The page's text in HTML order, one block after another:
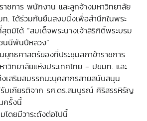
าชการ พนักงาน และลูกจ้างมหาวิทยาลัย
. ได้ร่วมกันยืนสงบนิ่งเพื่อสำนึกในพระ
มิได้ “สมเด็จพระนางเจ้าสิริกิติ์พระบรม
นนีพันปีหลวง”
ทธศาสตร์ของที่ประชุมสภาข้าราชการ
วิทยาลัยแห่งประเทศไทย - ปขมท. และ
เสริมสมรรถนะบุคลากรสายสนับสนุน
บเกียรติจาก รศ.ดร.สมบูรณ์ ศิริสรรหิรัญ
ครั้งนี้
โดยมีวาระดังต่อไปนี้